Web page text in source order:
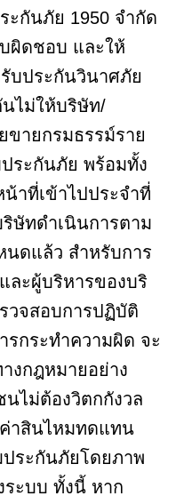
ะกันภัย 1950 จำกัด
ผิดชอบ และให้
บประกันวินาศภัย
นไม่ให้บริษัท/
ายกรมธรรม์ราย
ระกันภัย พร้อมทั้ง
าที่เข้าไปประจำที่
ษัทดำเนินการตาม
นดแล้ว สำหรับการ
ละผู้บริหารของบริ
วจสอบการปฏิบัติ
กระทำความผิด จะ
งกฎหมายอย่าง
นไม่ต้องวิตกกังวล
ค่าสินไหมทดแทน
ระกันภัยโดยภาพ
ระบบ ทั้งนี้ หาก